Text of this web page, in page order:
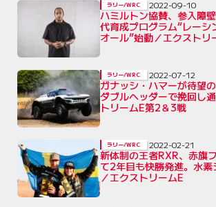
ハミルトン協賛、参入障
代育成プログラム“レーシ
オール”始動／エクストリ
ラリー/WRC 2022-09-10
ガナッシ・ハマーが待望
ダブルヘッダーで挽回し
トリームE第2＆3戦
ラリー/WRC 2022-07-12
新体制の王者RXR、赤旗
て2年目も快勝発進。水
／エクストリームE
ラリー/WRC 2022-02-21